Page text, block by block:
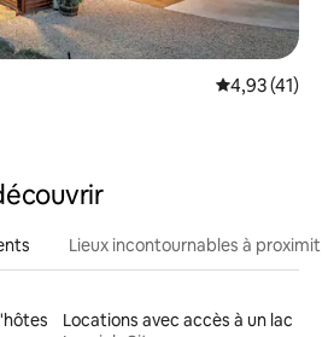
Évaluation
4,93 (41)
Lieux incontournables à
Locations avec accès à un lac